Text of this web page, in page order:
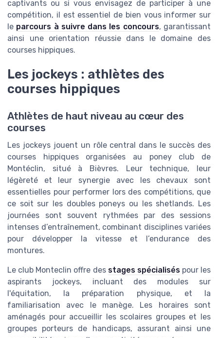
captivants ou si vous envisagez de participer à une
compétition, il est essentiel de bien vous informer sur
le parcours à suivre dans les concours, garantissant
ainsi une orientation réussie dans le domaine des
courses hippiques.
Les jockeys : athlètes des
courses hippiques
Athlètes de haut niveau au cœur des
courses
Les jockeys jouent un rôle central dans le succès des
courses hippiques organisées au poney club de
Montéclin, situé à Bièvres. Leur technique, leur
légèreté et leur synergie avec les chevaux sont
essentielles pour performer lors des compétitions, que
ce soit sur les doubles poneys ou les shetlands. Les
journées sont souvent rythmées par des sessions
intenses d’entraînement, combinant disciplines variées
pour développer la vitesse et l’endurance des
montures.
Le club Monteclin offre des stages spécialiséspour les
aspirants jockeys, incluant des modules sur
l'équitation, la préparation physique, et la
familiarisation avec le manège. Les horaires sont
aménagés pour accueillir les scolaires groupes et les
groupes porteurs de handicaps, assurant ainsi une